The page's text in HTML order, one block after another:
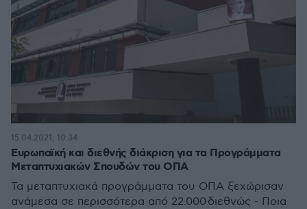
Ευρωπαϊκή και διεθνής διάκριση για τα Προγράμματα
Μεταπτυχιακών Σπουδών του ΟΠΑ
Τα μεταπτυχιακά προγράμματα του ΟΠΑ ξεχώρισαν
ανάμεσα σε περισσότερα από 22.000 διεθνώς - Ποια
15.04.2021, 10:34